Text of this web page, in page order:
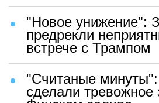
"Новое унижение":
предрекли
встрече с Трампом
"Считаные
сделали тревожное